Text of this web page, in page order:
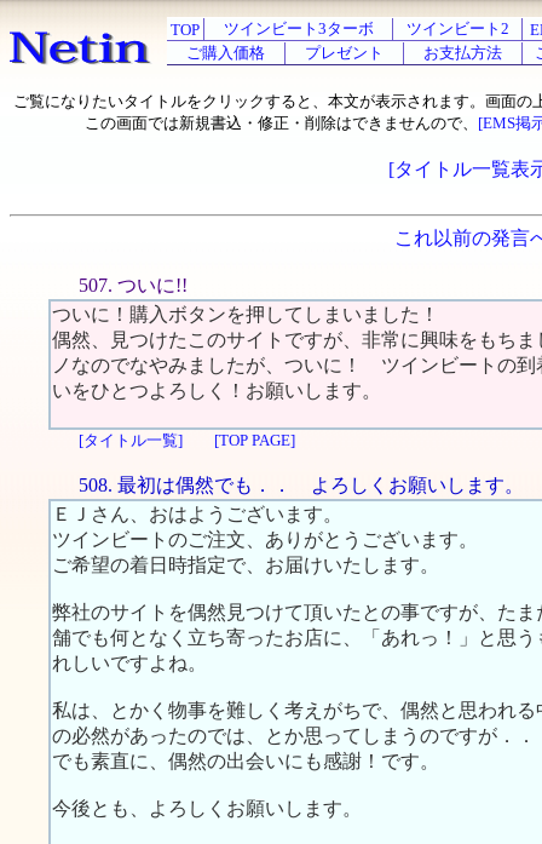
TOP ツインビート3ターボ ツインビート2
ご購入価格
プレゼント お支払方法
ご覧になりたいタイトルをクリックすると、本文が表示されます。画面の
この画面では新規書込・修正・削除はできませんので、 [EMS掲
[タイトル一覧表
これ以前の発言
507. ついに!!
ついに！購入ボタンを押してしまいました！
偶然、見つけたこのサイトですが、非常に興味をもち
ノなのでなやみましたが、ついに！ ツインビートの
いをひとつよろしく！お願いします。
[タイトル一覧] [TOP PAGE]
508. 最初は偶然でも．． よろしくお願いします。
ＥＪさん、おはようございます。
ツインビートのご注文、ありがとうございます。
ご希望の着日時指定で、お届けいたします。
弊社のサイトを偶然見つけて頂いたとの事ですが、た
舗でも何となく立ち寄ったお店に、「あれっ！」と思
れしいですよね。
私は、とかく物事を難しく考えがちで、偶然と思われ
の必然があったのでは、とか思ってしまうのですが．．
でも素直に、偶然の出会いにも感謝！です。
今後とも、よろしくお願いします。